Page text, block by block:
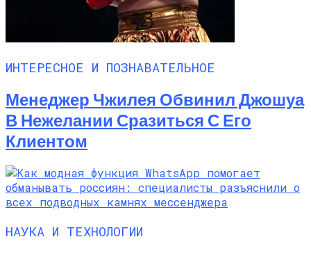
ИНТЕРЕСНОЕ И ПОЗНАВАТЕЛЬНОЕ
Менеджер Чжилея Обвинил Джошуа
В Нежелании Сразиться С Его
Клиентом
НАУКА И ТЕХНОЛОГИИ